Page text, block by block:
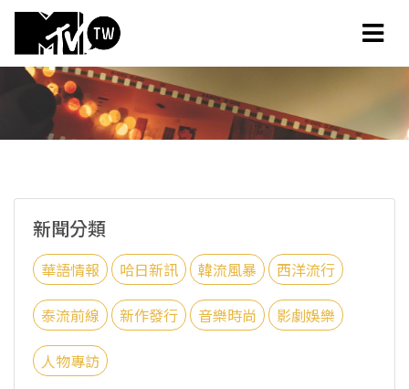
新聞分類
華語情報 哈日新訊 韓流風暴 西洋流行
泰流前線 新作發行 音樂時尚 影劇娛樂
人物專訪